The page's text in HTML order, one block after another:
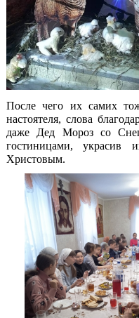
После чего их самих
настоятеля, слова
даже Дед Мороз со
гостиницами, украсив
Христовым.